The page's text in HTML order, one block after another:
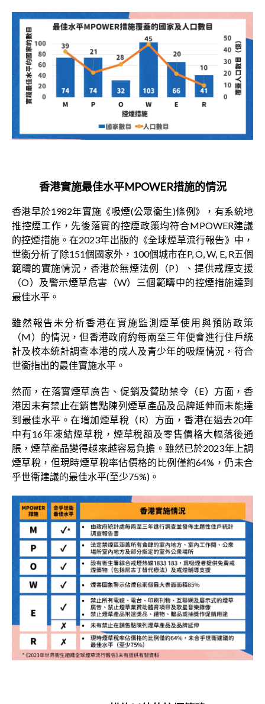
香港實施最佳水平MPOWER措施的情況
香港早於1982年實施《吸煙(公眾衞生)條例》，有系統地
推控煙工作，先後落實的控煙政策均符合MPOWER建議
的控煙措施。在2023年出版的《全球煙草流行報告》中，
世衞分析了除151個國家外，100個城市在P, O, W, E, R五個
範疇的實施情況，香港於無煙法例（P）、提供戒煙支援
（O）及警示煙草危害（W）三個範疇中的控煙措施達到
最佳水平。
雖然報告未分析香港在實施監測煙草使用與預防政策
（M）的情況，但香港政府約每兩至三年便會進行住戶統
計及校本統計調查本港的成人及青少年的吸煙情況，符合
世衞指出的最佳實施水平。
然而，在落實煙草廣告、促銷及贊助禁令（E）方面，香
港因未有禁止在銷售點陳列煙草產品及品牌延伸而未能達
到最佳水平。在增加煙草稅（R）方面，香港在過去20年
中有16年凍結煙草稅，煙草稅額及零售價格大幅落後通
脹，煙草產品變得越來越容易負擔。雖然已於2023年上調
煙草稅，但現時煙草稅率佔價格的比例僅約64%，仍未合
乎世衞建議的最佳水平(至少75%)。